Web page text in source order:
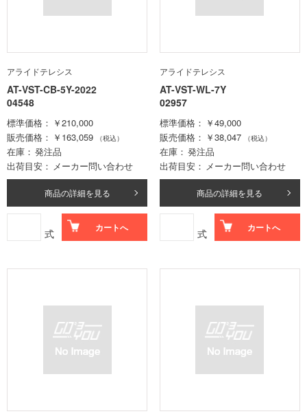
アライドテレシス
AT-VST-CB-5Y-2022
04548
標準価格
￥210,000
販売価格
￥163,059 （税込）
在庫
発注品
出荷目安
メーカー問い合わせ
商品の詳細を見る
式 カートへ
アライドテレシス
AT-VST-WL-7Y
02957
標準価格
￥49,000
販売価格
￥38,047 （税込）
在庫
発注品
出荷目安
メーカー問い合わせ
商品の詳細を見る
式 カートへ